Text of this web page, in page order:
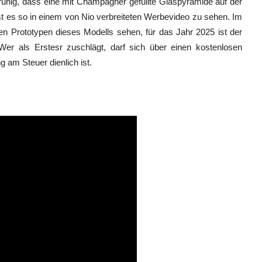
es so in einem von Nio verbreiteten Werbevideo zu sehen. Im
Prototypen dieses Modells sehen, für das Jahr 2025 ist der
als Erstesr zuschlägt, darf sich über einen kostenlosen
am Steuer dienlich ist.